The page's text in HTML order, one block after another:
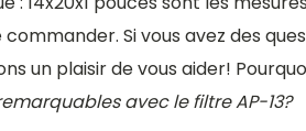
Si vous avez des
un plaisir de vous aider!
avec le filtre AP-13?